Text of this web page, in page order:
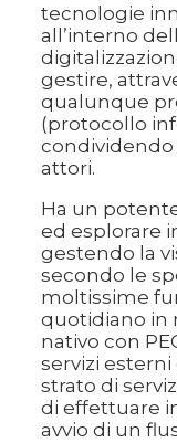
tecnologie
all’interno
gestire,
qualunque
(protocollo
condividendo
attori.
Ha un
ed esplorare
gestendo la
secondo le
moltissime
quotidiano in
nativo con
servizi esterni
strato di
di effettuare
avvio di un